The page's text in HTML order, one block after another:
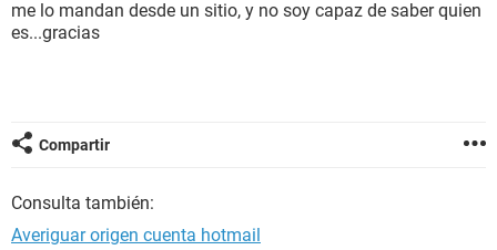
me lo mandan desde un sitio, y no soy capaz de saber quien
es...gracias
Compartir
Consulta también:
Averiguar origen cuenta hotmail